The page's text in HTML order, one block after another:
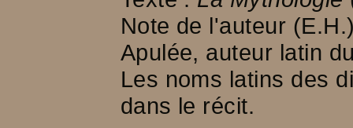
Note de l'auteur
Apulée, auteur latin
Les noms latins des
dans le récit.